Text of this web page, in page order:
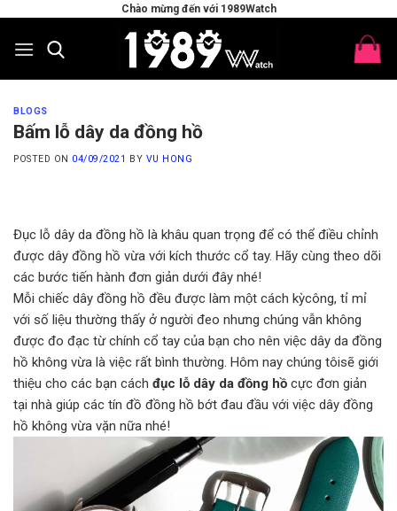
content
Chào mừng đến với 1989Watch
BLOGS
Bấm lỗ dây da đồng hồ
POSTED ON 04/09/2021 BY VU HONG
Đục lỗ dây da đồng hồ là khâu quan trọng để có thể điều chỉnh
được dây đồng hồ vừa với kích thước cổ tay. Hãy cùng theo dõi
các bước tiến hành đơn giản dưới đây nhé!
Mỗi chiếc dây đồng hồ đều được làm một cách kỳcông, tỉ mỉ
với số liệu thường thấy ở người đeo nhưng chúng vẫn không
được đo đạc từ chính cổ tay của bạn cho nên việc dây da đồng
hồ không vừa là việc rất bình thường. Hôm nay chúng tôisẽ giới
thiệu cho các bạn cách đục lỗ dây da đồng hồ cực đơn giản
tại nhà giúp các tín đồ đồng hồ bớt đau đầu với việc dây đồng
hồ không vừa vặn nữa nhé!